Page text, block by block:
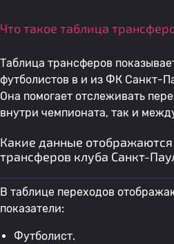
Что такое таблица
Таблица трансферов
футболистов в и из ФК Санкт-
Она помогает отслеживать
внутри чемпионата, так и
Какие данные отображаются
трансферов клуба Санкт-
В таблице переходов
показатели:
Футболист.